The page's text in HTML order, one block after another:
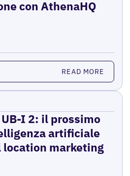
con AthenaHQ
READ MORE
I 2: il prossimo
artificiale
location marketing